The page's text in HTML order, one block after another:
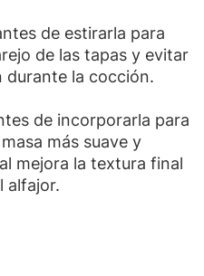
de estirarla para
de las tapas y evitar
durante la cocción.
de incorporarla para
más suave y
mejora la textura final
alfajor.